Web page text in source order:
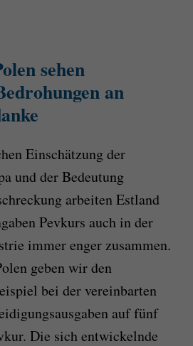
sehen
an
Einschätzung der
und der Bedeutung
arbeiten Estland
Pevkurs auch in der
immer enger zusammen.
geben wir den
bei der vereinbarten
auf fünf
Die sich entwickelnde